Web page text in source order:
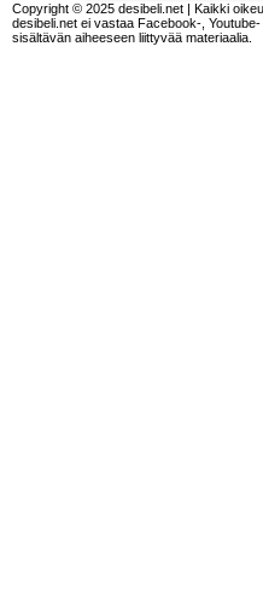
Copyright © 2025 desibeli.net | Kaikki
desibeli.net ei vastaa Facebook-,
sisältävän aiheeseen liittyvää materiaalia.